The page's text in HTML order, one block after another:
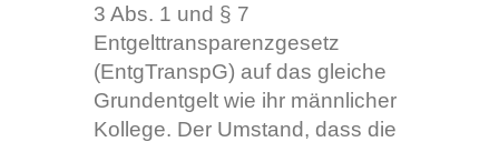
3 Abs. 1 und § 7
Entgelttransparenzgesetz
(EntgTranspG) auf das gleiche
Grundentgelt wie ihr männlicher
Kollege. Der Umstand, dass die